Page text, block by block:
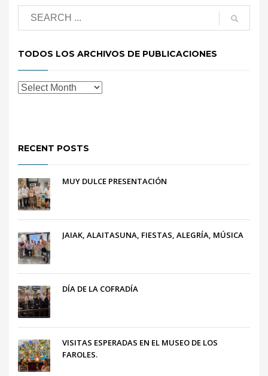
TODOS LOS ARCHIVOS DE PUBLICACIONES
RECENT POSTS
MUY DULCE PRESENTACIÓN
JAIAK, ALAITASUNA, FIESTAS, ALEGRÍA, MÚSICA
DÍA DE LA COFRADÍA
VISITAS ESPERADAS EN EL MUSEO DE LOS
FAROLES.